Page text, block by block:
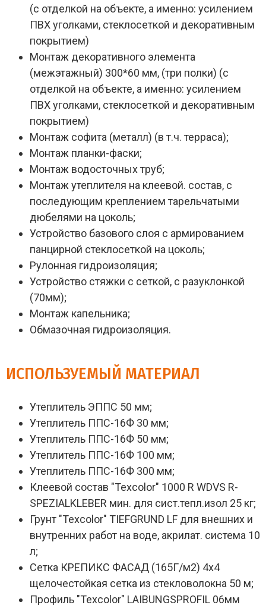
(с отделкой на объекте, а именно: усилением
ПВХ уголками, стеклосеткой и декоративным
покрытием)
Монтаж декоративного элемента
(межэтажный) 300*60 мм, (три полки) (с
отделкой на объекте, а именно: усилением
ПВХ уголками, стеклосеткой и декоративным
покрытием)
Монтаж софита (металл) (в т.ч. терраса);
Монтаж планки-фаски;
Монтаж водосточных труб;
Монтаж утеплителя на клеевой. состав, с
последующим креплением тарельчатыми
дюбелями на цоколь;
Устройство базового слоя с армированием
панцирной стеклосеткой на цоколь;
Рулонная гидроизоляция;
Устройство стяжки с сеткой, с разуклонкой
(70мм);
Монтаж капельника;
Обмазочная гидроизоляция.
ИСПОЛЬЗУЕМЫЙ МАТЕРИАЛ
Утеплитель ЭППС 50 мм;
Утеплитель ППС-16Ф 30 мм;
Утеплитель ППС-16Ф 50 мм;
Утеплитель ППС-16Ф 100 мм;
Утеплитель ППС-16Ф 300 мм;
Клеевой состав "Texcolor" 1000 R WDVS R-
SPEZIALKLEBER мин. для сист.тепл.изол 25 кг;
Грунт "Texcolor" TIEFGRUND LF для внешних и
внутренних работ на воде, акрилат. система 10
л;
Сетка КРЕПИКС ФАСАД (165Г/м2) 4х4
щелочестойкая сетка из стекловолокна 50 м;
Профиль "Texcolor" LAIBUNGSPROFIL 06мм